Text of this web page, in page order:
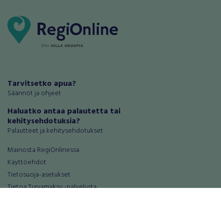
Tarvitsetko apua?
Säännöt ja ohjeet
Haluatko antaa palautetta tai
kehitysehdotuksia?
Palautteet ja kehitysehdotukset
Mainosta RegiOnlinessa
Käyttöehdot
Tietosuoja-asetukset
Tietoa Turvamaksu -palvelusta